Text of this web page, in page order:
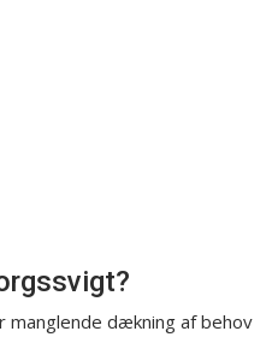
dækning af behov